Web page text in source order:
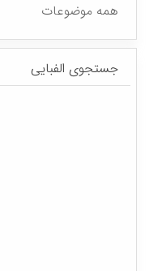
همه موضوعات
جستجوی الفبایی